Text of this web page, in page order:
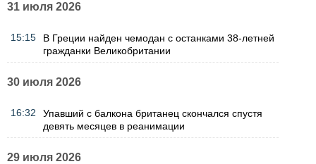
31 июля 2026
15:15
В Греции найден чемодан с останками 38-летней
гражданки Великобритании
30 июля 2026
16:32
Упавший с балкона британец скончался спустя
девять месяцев в реанимации
29 июля 2026